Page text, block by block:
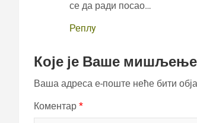
се да ради посао…
Реплy
Које је Ваше
Ваша адреса е-поште неће бити
Коментар *